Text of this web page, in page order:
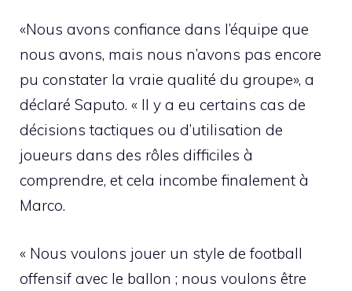
«Nous avons confiance dans l’équipe que
nous avons, mais nous n’avons pas encore
pu constater la vraie qualité du groupe», a
déclaré Saputo. « Il y a eu certains cas de
décisions tactiques ou d’utilisation de
joueurs dans des rôles difficiles à
comprendre, et cela incombe finalement à
Marco.
« Nous voulons jouer un style de football
offensif avec le ballon ; nous voulons être